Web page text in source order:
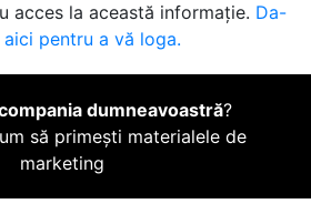
acces la această informație. Da-
pentru a vă loga.
dumneavoastră?
să primești materialele de
marketing